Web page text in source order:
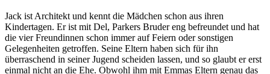
Jack ist Architekt und kennt die Mädchen schon aus ihren
Kindertagen. Er ist mit Del, Parkers Bruder eng befreundet und hat
die vier Freundinnen schon immer auf Feiern oder sonstigen
Gelegenheiten getroffen. Seine Eltern haben sich für ihn
überraschend in seiner Jugend scheiden lassen, und so glaubt er erst
einmal nicht an die Ehe. Obwohl ihm mit Emmas Eltern genau das